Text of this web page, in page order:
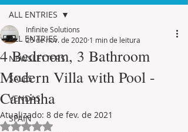
ALL ENTRIES
NEWSLETTERS
SALES
VENDAS
SPAIN
ALL ENTRIES
4 Bedroom, 3 Bathroom
Modern Villa with Pool -
Caminha
Infinite Solutions
25 de nov. de 2020 1 min de leitura
Atualizado: 8 de fev. de 2021
Avaliado com NaN de 5 estrelas.